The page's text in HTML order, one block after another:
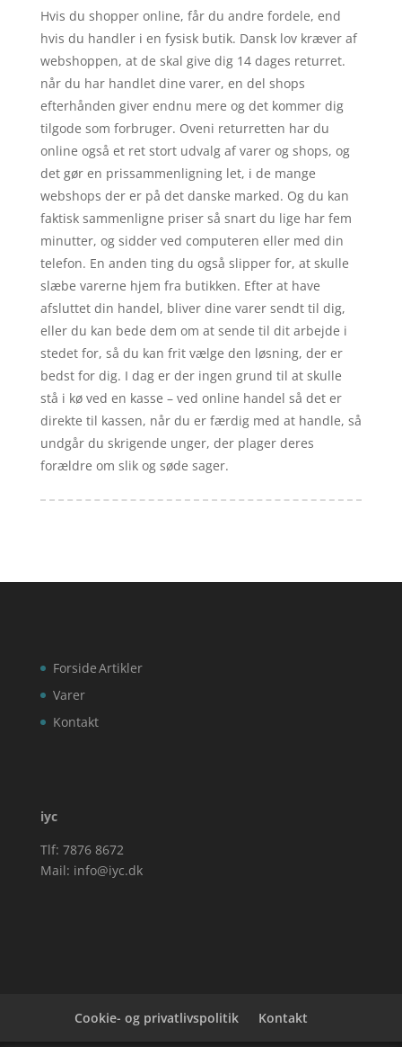
Hvis du shopper online, får du andre fordele, end
hvis du handler i en fysisk butik. Dansk lov kræver af
webshoppen, at de skal give dig 14 dages returret.
når du har handlet dine varer, en del shops
efterhånden giver endnu mere og det kommer dig
tilgode som forbruger. Oveni returretten har du
online også et ret stort udvalg af varer og shops, og
det gør en prissammenligning let, i de mange
webshops der er på det danske marked. Og du kan
faktisk sammenligne priser så snart du lige har fem
minutter, og sidder ved computeren eller med din
telefon. En anden ting du også slipper for, at skulle
slæbe varerne hjem fra butikken. Efter at have
afsluttet din handel, bliver dine varer sendt til dig,
eller du kan bede dem om at sende til dit arbejde i
stedet for, så du kan frit vælge den løsning, der er
bedst for dig. I dag er der ingen grund til at skulle
stå i kø ved en kasse – ved online handel så det er
direkte til kassen, når du er færdig med at handle, så
undgår du skrigende unger, der plager deres
forældre om slik og søde sager.
Forside
Varer
Kontakt
Artikler
iyc
Tlf: 7876 8672
Mail: info@iyc.dk
Cookie- og privatlivspolitik Kontakt